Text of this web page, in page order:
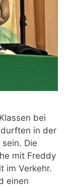
bei
in der
Die
mit Freddy
im Verkehr.
einen